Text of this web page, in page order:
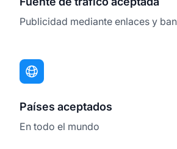
Publicidad mediante enlaces y
Países aceptados
En todo el mundo